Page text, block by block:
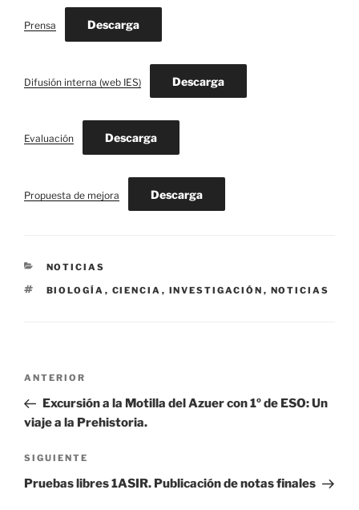
Prensa Descarga
Difusión interna (web IES) Descarga
Evaluación Descarga
Propuesta de mejora Descarga
CATEGORÍAS
NOTICIAS
ETIQUETAS
BIOLOGÍA , CIENCIA , INVESTIGACIÓN , NOTICIAS
Navegación
entradas
Entrada
anterior:
ANTERIOR
Excursión a la Motilla del Azuer con 1º de ESO: Un
viaje a la Prehistoria.
Siguiente
entrada
SIGUIENTE
Pruebas libres 1ASIR. Publicación de notas finales